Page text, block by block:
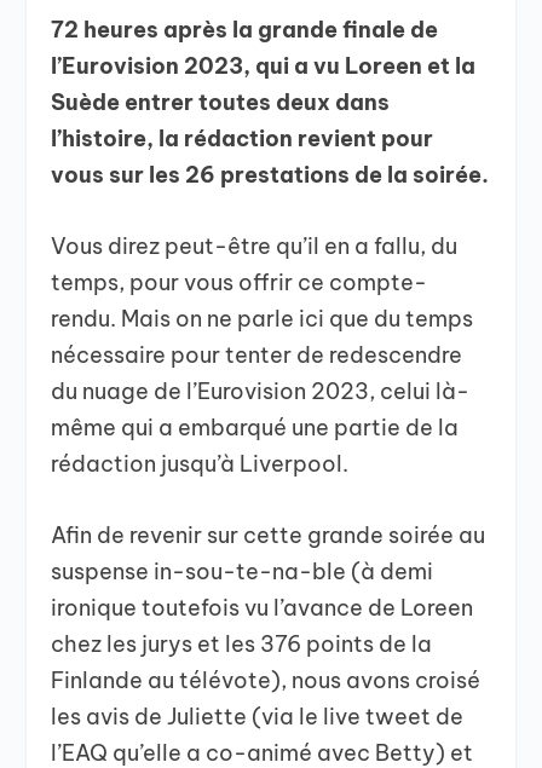
72 heures après la grande finale de
l’Eurovision 2023, qui a vu Loreen et la
Suède entrer toutes deux dans
l’histoire, la rédaction revient pour
vous sur les 26 prestations de la soirée.
Vous direz peut-être qu’il en a fallu, du
temps, pour vous offrir ce compte-
rendu. Mais on ne parle ici que du temps
nécessaire pour tenter de redescendre
du nuage de l’Eurovision 2023, celui là-
même qui a embarqué une partie de la
rédaction jusqu’à Liverpool.
Afin de revenir sur cette grande soirée au
suspense in-sou-te-na-ble (à demi
ironique toutefois vu l’avance de Loreen
chez les jurys et les 376 points de la
Finlande au télévote), nous avons croisé
les avis de Juliette (via le live tweet de
l’EAQ qu’elle a co-animé avec Betty) et